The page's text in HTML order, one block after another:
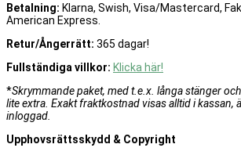
Betalning: Klarna, Swish, Visa/Mastercard,
American Express.
Retur/Ångerrätt: 365 dagar!
Fullständiga villkor: Klicka här!
*Skrymmande paket, med t.e.x. långa stänger
lite extra. Exakt fraktkostnad visas alltid i kassan,
inloggad.
Upphovsrättsskydd & Copyright